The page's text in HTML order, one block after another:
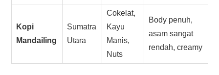
Kopi
Mandailing
Sumatra
Utara
Cokelat,
Kayu
Manis,
Nuts
Body penuh,
asam sangat
rendah, creamy